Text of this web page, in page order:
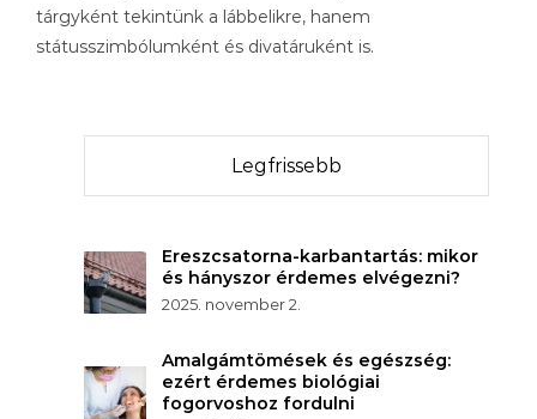
tárgyként tekintünk a lábbelikre, hanem
státusszimbólumként és divatáruként is.
Legfrissebb
Ereszcsatorna-karbantartás: mikor
és hányszor érdemes elvégezni?
2025. november 2.
Amalgámtömések és egészség:
ezért érdemes biológiai
fogorvoshoz fordulni